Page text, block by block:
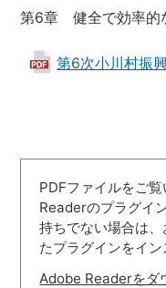
第6章 健全で効率的
第6次小川村振
PDFファイルをご
Readerのプラグイ
持ちでない場合は
たプラグインをイン
Adobe Readerをダ